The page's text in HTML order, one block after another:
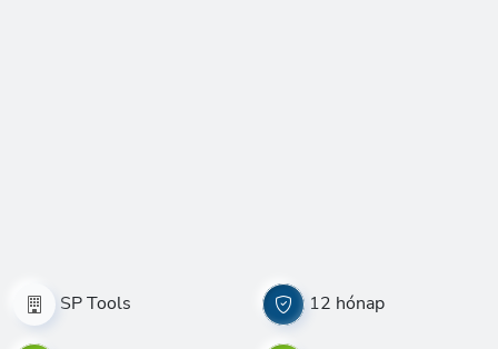
SP Tools 12 hónap